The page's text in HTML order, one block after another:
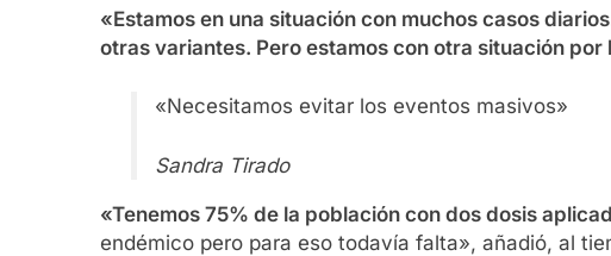
«Estamos en una situación con muchos casos
otras variantes. Pero estamos con otra situación por
«Necesitamos evitar los eventos masivos»
Sandra Tirado
«Tenemos 75% de la población con dos dosis
endémico pero para eso todavía falta», añadió, al